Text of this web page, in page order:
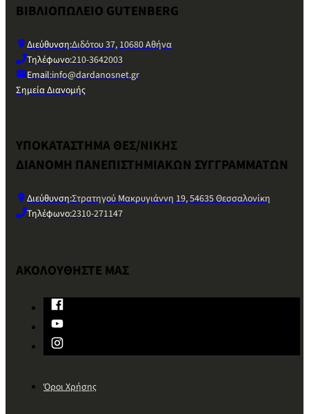
ΒΙΒΛΙΟΠΩΛΕΙΟ GUTENBERG
Διεύθυνση:Διδότου 37, 10680 Αθήνα
Τηλέφωνο:210-3642003
Email:info@dardanosnet.gr
Σημεία Διανομής
ΥΠΟΚΑΤΑΣΤΗΜΑ ΘΕΣ/ΝΙΚΗΣ
ΔΙΑΝΟΜΗ ΠΑΝΕΠΙΣΤΗΜΙΑΚΩΝ ΣΥΓΓΡΑΜΜΑΤΩΝ
Διεύθυνση:Στρατηγού Μακρυγιάννη 19, 54635 Θεσσαλονίκη
Τηλέφωνο:2310-271147
ΑΚΟΛΟΥΘΗΣΤΕ ΜΑΣ
Όροι Χρήσης